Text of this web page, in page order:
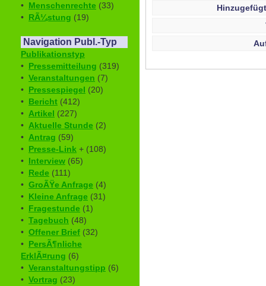
• Menschenrechte (33)
• RÃ¼stung (19)
Navigation Publ.-Typ
Publikationstyp
• Pressemitteilung (319)
• Veranstaltungen (7)
• Pressespiegel (20)
• Bericht (412)
• Artikel (227)
• Aktuelle Stunde (2)
• Antrag (59)
• Presse-Link + (108)
• Interview (65)
• Rede (111)
• GroÃŸe Anfrage (4)
• Kleine Anfrage (31)
• Fragestunde (1)
• Tagebuch (48)
• Offener Brief (32)
• PersÃ¶nliche
ErklÃ¤rung (6)
• Veranstaltungstipp (6)
• Vortrag (23)